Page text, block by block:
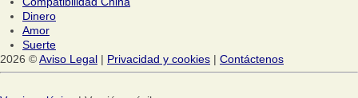
Dinero
Amor
Suerte
2026 ©Aviso Legal | Privacidad y cookies | Contáctenos